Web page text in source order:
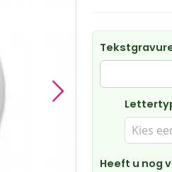
Heeft u nog